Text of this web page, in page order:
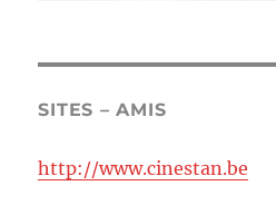
SITES – AMIS
http://www.cinestan.be